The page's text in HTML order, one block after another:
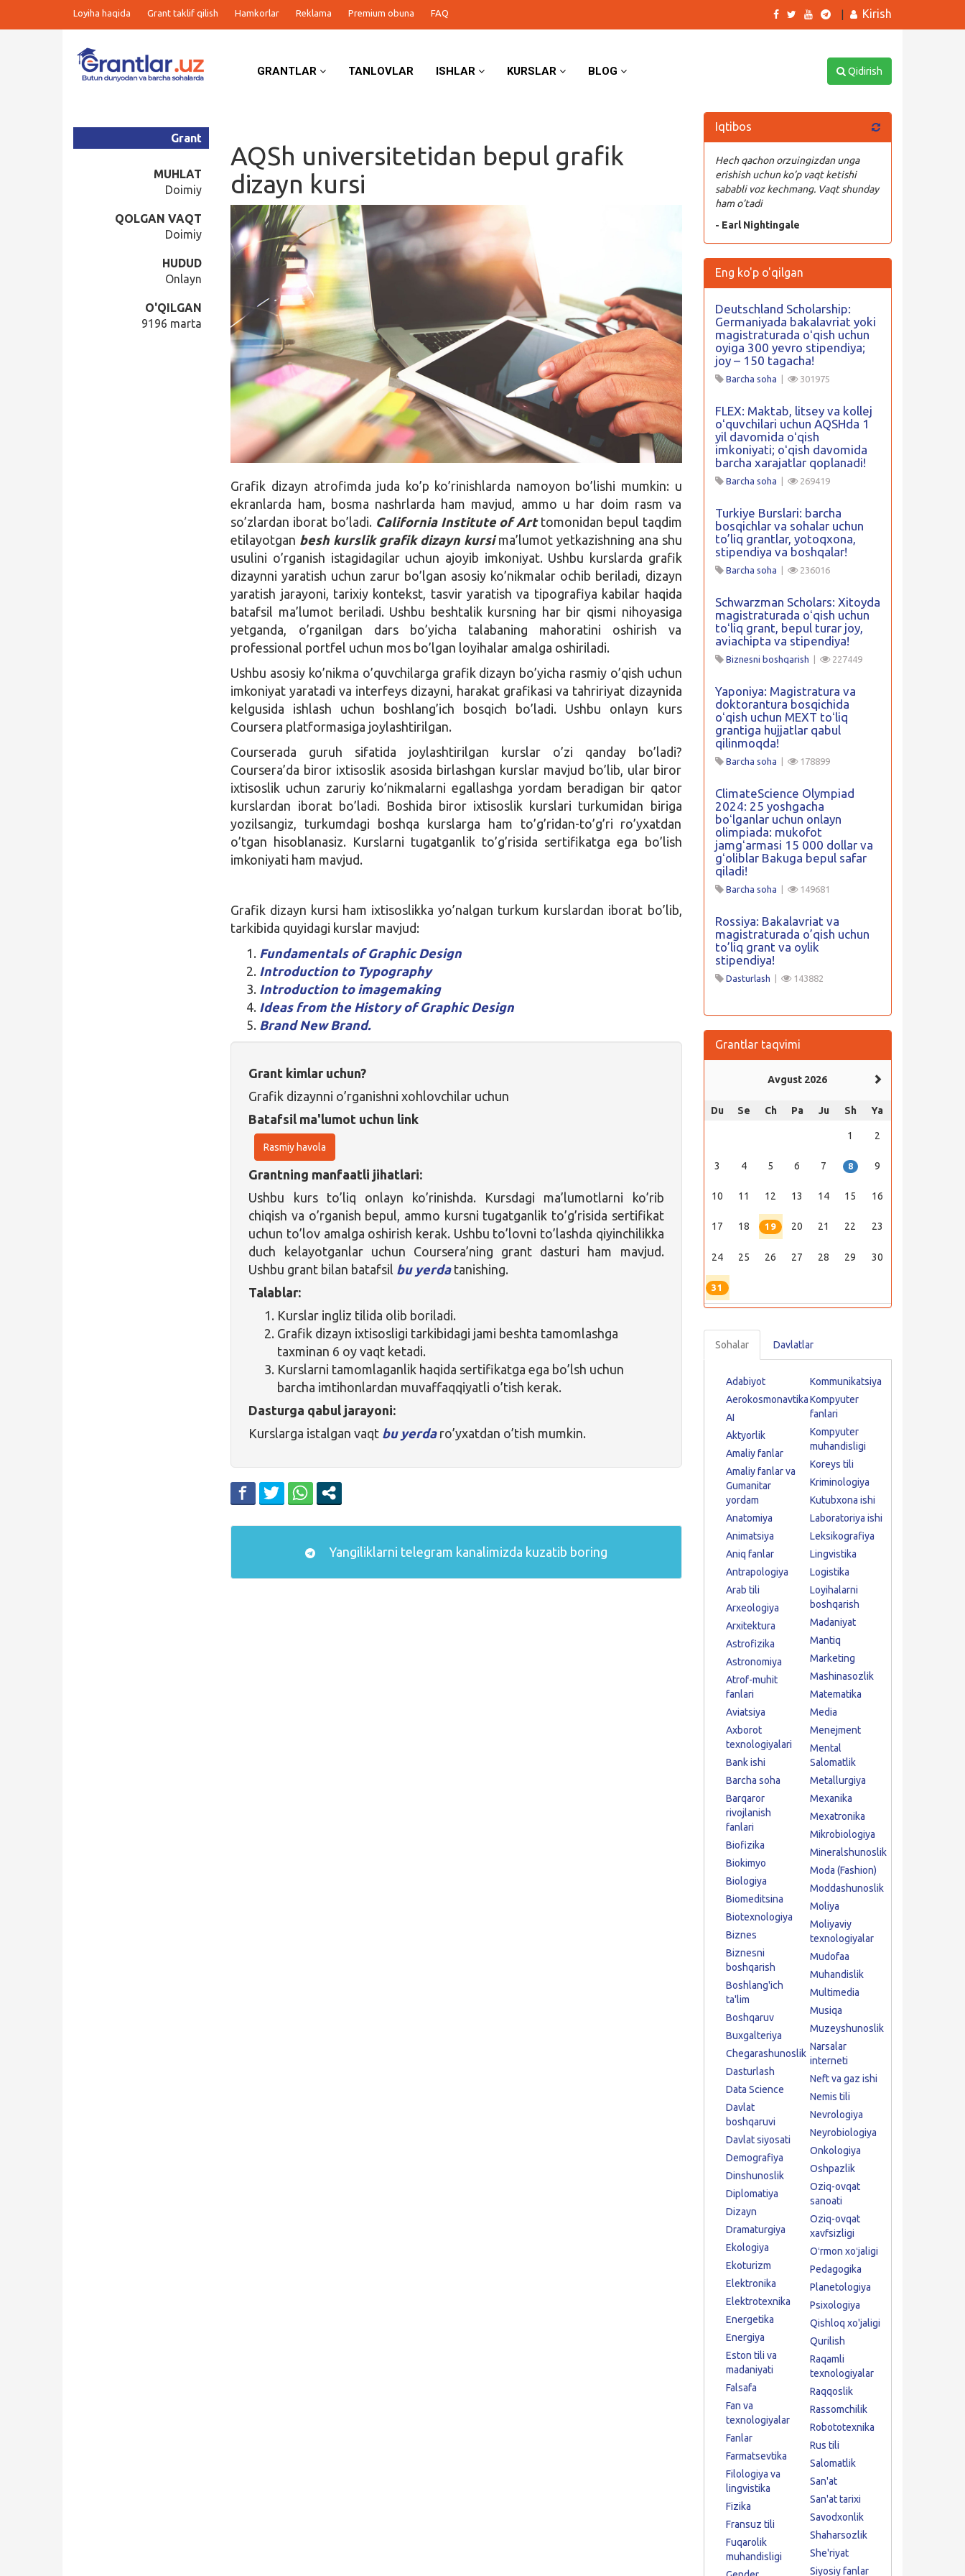
Loyiha haqida Grant taklif qilish Hamkorlar Reklama Premium obuna FAQ Kirish
GRANTLAR TANLOVLAR ISHLAR KURSLAR BLOG Qidirish
AQSh universitetidan bepul grafik
dizayn kursi
Grant
MUHLAT
Doimiy
QOLGAN VAQT
Doimiy
HUDUD
Onlayn
O'QILGAN
9196 marta
Grafik dizayn atrofimda juda ko’p ko’rinishlarda namoyon bo’lishi mumkin: u
ekranlarda ham, bosma nashrlarda ham mavjud, ammo u har doim rasm va
so’zlardan iborat bo’ladi. California Institute of Arttomonidan bepul taqdim
etilayotgan besh kurslik grafik dizayn kursima’lumot yetkazishning ana shu
usulini o’rganish istagidagilar uchun ajoyib imkoniyat. Ushbu kurslarda grafik
dizaynni yaratish uchun zarur bo’lgan asosiy ko’nikmalar ochib beriladi, dizayn
yaratish jarayoni, tarixiy kontekst, tasvir yaratish va tipografiya kabilar haqida
batafsil ma’lumot beriladi. Ushbu beshtalik kursning har bir qismi nihoyasiga
yetganda, o’rganilgan dars bo’yicha talabaning mahoratini oshirish va
professional portfel uchun mos bo’lgan loyihalar amalga oshiriladi.
Ushbu asosiy ko’nikma o’quvchilarga grafik dizayn bo’yicha rasmiy o’qish uchun
imkoniyat yaratadi va interfeys dizayni, harakat grafikasi va tahririyat dizaynida
kelgusida ishlash uchun boshlang’ich bosqich bo’ladi. Ushbu onlayn kurs
Coursera platformasiga joylashtirilgan.
Courserada guruh sifatida joylashtirilgan kurslar o’zi qanday bo’ladi?
Coursera’da biror ixtisoslik asosida birlashgan kurslar mavjud bo’lib, ular biror
ixtisoslik uchun zaruriy ko’nikmalarni egallashga yordam beradigan bir qator
kurslardan iborat bo’ladi. Boshida biror ixtisoslik kurslari turkumidan biriga
yozilsangiz, turkumdagi boshqa kurslarga ham to’g’ridan-to’g’ri ro’yxatdan
o’tgan hisoblanasiz. Kurslarni tugatganlik to’g’risida sertifikatga ega bo’lish
imkoniyati ham mavjud.
Grafik dizayn kursi ham ixtisoslikka yo’nalgan turkum kurslardan iborat bo’lib,
tarkibida quyidagi kurslar mavjud:
Fundamentals of Graphic Design
Introduction to Typography
Introduction to imagemaking
Ideas from the History of Graphic Design
Brand New Brand.
Grant kimlar uchun?
Grafik dizaynni o’rganishni xohlovchilar uchun
Batafsil ma'lumot uchun link
Rasmiy havola
Grantning manfaatli jihatlari:
Ushbu kurs to’liq onlayn ko’rinishda. Kursdagi ma’lumotlarni ko’rib
chiqish va o’rganish bepul, ammo kursni tugatganlik to’g’risida sertifikat
uchun to’lov amalga oshirish kerak. Ushbu to’lovni to’lashda qiyinchilikka
duch kelayotganlar uchun Coursera’ning grant dasturi ham mavjud.
Ushbu grant bilan batafsil bu yerdatanishing.
Talablar:
Kurslar ingliz tilida olib boriladi.
Grafik dizayn ixtisosligi tarkibidagi jami beshta tamomlashga
taxminan 6 oy vaqt ketadi.
Kurslarni tamomlaganlik haqida sertifikatga ega bo’lsh uchun
barcha imtihonlardan muvaffaqqiyatli o’tish kerak.
Dasturga qabul jarayoni:
Kurslarga istalgan vaqt bu yerdaro’yxatdan o’tish mumkin.
Yangiliklarni telegram kanalimizda kuzatib boring
Iqtibos
Hech qachon orzuingizdan unga
erishish uchun ko’p vaqt ketishi
sababli voz kechmang. Vaqt shunday
ham o’tadi
- Earl Nightingale
Eng ko'p o'qilgan
Deutschland Scholarship:
Germaniyada bakalavriat yoki
magistraturada oʻqish uchun
oyiga 300 yevro stipendiya;
joy – 150 tagacha!
Barcha soha 301975
FLEX: Maktab, litsey va kollej
oʻquvchilari uchun AQSHda 1
yil davomida oʻqish
imkoniyati; oʻqish davomida
barcha xarajatlar qoplanadi!
Barcha soha 269419
Turkiye Burslari: barcha
bosqichlar va sohalar uchun
to’liq grantlar, yotoqxona,
stipendiya va boshqalar!
Barcha soha 236016
Schwarzman Scholars: Xitoyda
magistraturada oʻqish uchun
toʻliq grant, bepul turar joy,
aviachipta va stipendiya!
Biznesni boshqarish 227449
Yaponiya: Magistratura va
doktorantura bosqichida
oʻqish uchun MEXT toʻliq
grantiga hujjatlar qabul
qilinmoqda!
Barcha soha 178899
ClimateScience Olympiad
2024: 25 yoshgacha
boʻlganlar uchun onlayn
olimpiada: mukofot
jamgʻarmasi 15 000 dollar va
gʻoliblar Bakuga bepul safar
qiladi!
Barcha soha 149681
Rossiya: Bakalavriat va
magistraturada o’qish uchun
to’liq grant va oylik
stipendiya!
Dasturlash 143882
Grantlar taqvimi
Avgust 2026
Du Se Ch Pa Ju Sh Ya
1 2
3 4 5 6 7 8 9
10 11 12 13 14 15 16
17 18 19 20 21 22 23
24 25 26 27 28 29 30
31
Sohalar Davlatlar
Adabiyot
Aerokosmonavtika
AI
Aktyorlik
Amaliy fanlar
Amaliy fanlar va
Gumanitar
yordam
Anatomiya
Animatsiya
Aniq fanlar
Antrapologiya
Arab tili
Arxeologiya
Arxitektura
Astrofizika
Astronomiya
Atrof-muhit
fanlari
Aviatsiya
Axborot
texnologiyalari
Bank ishi
Barcha soha
Barqaror
rivojlanish
fanlari
Biofizika
Biokimyo
Biologiya
Biomeditsina
Biotexnologiya
Biznes
Biznesni
boshqarish
Boshlang'ich
ta'lim
Boshqaruv
Buxgalteriya
Chegarashunoslik
Dasturlash
Data Science
Davlat
boshqaruvi
Davlat siyosati
Demografiya
Dinshunoslik
Diplomatiya
Dizayn
Dramaturgiya
Ekologiya
Ekoturizm
Elektronika
Elektrotexnika
Energetika
Energiya
Eston tili va
madaniyati
Falsafa
Fan va
texnologiyalar
Fanlar
Farmatsevtika
Filologiya va
lingvistika
Fizika
Fransuz tili
Fuqarolik
muhandisligi
Kommunikatsiya
Kompyuter
fanlari
Kompyuter
muhandisligi
Koreys tili
Kriminologiya
Kutubxona ishi
Laboratoriya ishi
Leksikografiya
Lingvistika
Logistika
Loyihalarni
boshqarish
Madaniyat
Mantiq
Marketing
Mashinasozlik
Matematika
Media
Menejment
Mental
Salomatlik
Metallurgiya
Mexanika
Mexatronika
Mikrobiologiya
Mineralshunoslik
Moda (Fashion)
Moddashunoslik
Moliya
Moliyaviy
texnologiyalar
Mudofaa
Muhandislik
Multimedia
Musiqa
Muzeyshunoslik
Narsalar
interneti
Neft va gaz ishi
Nemis tili
Nevrologiya
Neyrobiologiya
Onkologiya
Oshpazlik
Oziq-ovqat
sanoati
Oziq-ovqat
xavfsizligi
Oʻrmon xoʻjaligi
Pedagogika
Planetologiya
Psixologiya
Qishloq xo'jaligi
Qurilish
Raqamli
texnologiyalar
Raqqoslik
Rassomchilik
Robototexnika
Rus tili
Salomatlik
San'at
San'at tarixi
Savodxonlik
Shaharsozlik
She'riyat
Siyosiy fanlar